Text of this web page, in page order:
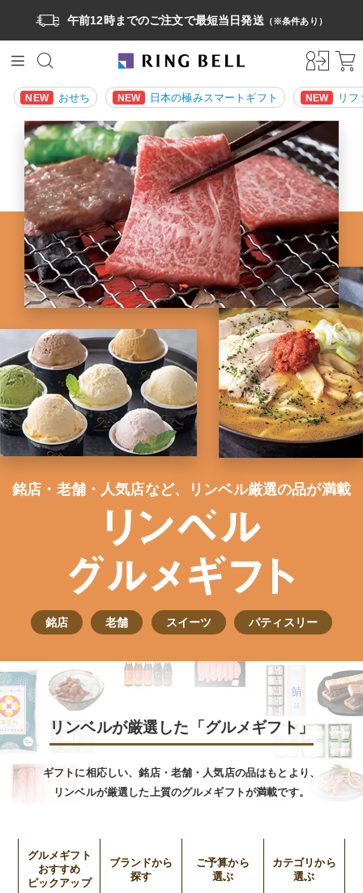
午前12時までのご注文で最短当日発送（※条件あり）
NEW おせち NEW 日本の極みスマートギフト NEW リ
銘店・⽼舗・⼈気店など、リンベル厳選の品が満載
銘店 老舗 スイーツ パティスリー
リンベルが厳選した「グルメギフト」
ギフトに相応しい、銘店・⽼舗・⼈気店の品はもとより、
リンベルが厳選した上質のグルメギフトが満載です。
グルメギフト
おすすめ
ピックアップ
ブランドから
探す
ご予算から
選ぶ
カテゴリから
選ぶ